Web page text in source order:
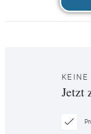
KEINE
Jetzt